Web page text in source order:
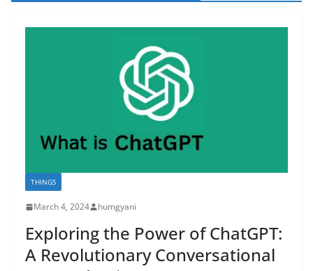
THINGS
March 4, 2024 humgyani
Exploring the Power of ChatGPT:
A Revolutionary Conversational